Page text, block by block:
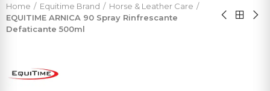
Home Equitime Brand
Horse & Leather Care
EQUITIME ARNICA 90 Spray Rinfrescante
Defaticante 500ml